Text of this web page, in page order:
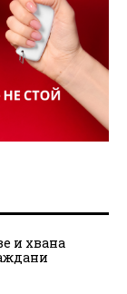
и хвана